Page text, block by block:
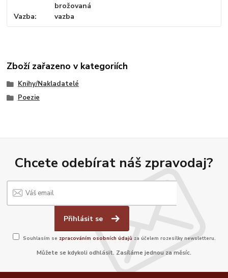
Vazba
brožovaná
vazba
Zboží zařazeno v kategoriích
Knihy/Nakladatelé
Poezie
Chcete odebírat náš zpravodaj?
Přihlásit se
Souhlasím se zpracováním osobních údajů za účelem rozesílky newsletteru.
Můžete se kdykoli odhlásit. Zasíláme jednou za měsíc.